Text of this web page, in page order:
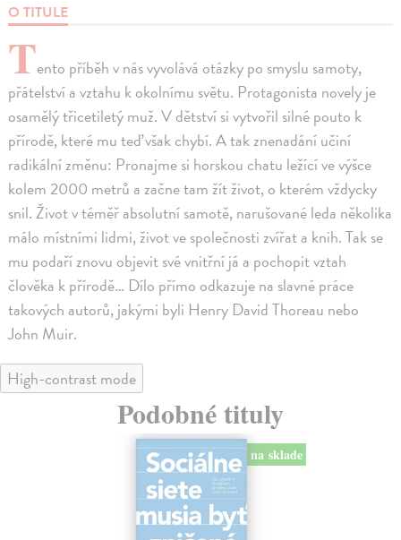
O TITULE
Tento příběh v nás vyvolává otázky po smyslu samoty,
přátelství a vztahu k okolnímu světu. Protagonista novely je
osamělý třicetiletý muž. V dětství si vytvořil silné pouto k
přírodě, které mu teď však chybí. A tak znenadání učiní
radikální změnu: Pronajme si horskou chatu ležící ve výšce
kolem 2000 metrů a začne tam žít život, o kterém vždycky
snil. Život v téměř absolutní samotě, narušované leda několika
málo místními lidmi, život ve společnosti zvířat a knih. Tak se
mu podaří znovu objevit své vnitřní já a pochopit vztah
člověka k přírodě… Dílo přímo odkazuje na slavné práce
takových autorů, jakými byli Henry David Thoreau nebo
John Muir.
High-contrast mode
Podobné tituly
na sklade